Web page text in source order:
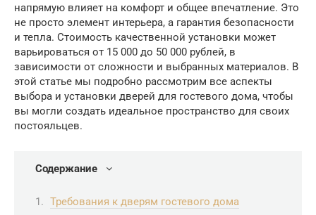
напрямую влияет на комфорт и общее впечатление. Это
не просто элемент интерьера, а гарантия безопасности
и тепла. Стоимость качественной установки может
варьироваться от 15 000 до 50 000 рублей, в
зависимости от сложности и выбранных материалов. В
этой статье мы подробно рассмотрим все аспекты
выбора и установки дверей для гостевого дома, чтобы
вы могли создать идеальное пространство для своих
постояльцев.
Содержание
Требования к дверям гостевого дома